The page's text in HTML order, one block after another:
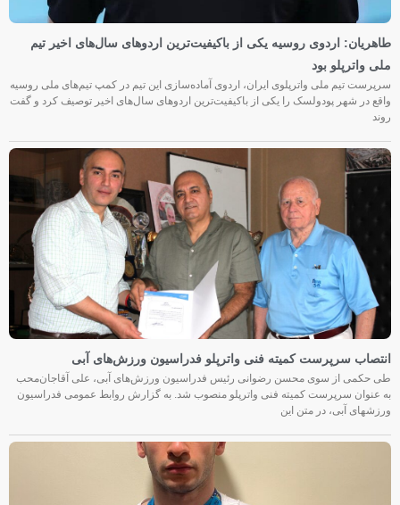
طاهریان: اردوی روسیه یکی از باکیفیت‌ترین اردوهای سال‌های اخیر تیم
ملی واترپلو بود
سرپرست تیم ملی واترپلوی ایران، اردوی آماده‌سازی این تیم در کمپ تیم‌های ملی روسیه
واقع در شهر پودولسک را یکی از باکیفیت‌ترین اردوهای سال‌های اخیر توصیف کرد و گفت
روند
انتصاب سرپرست کمیته فنی واترپلو فدراسیون ورزش‌های آبی
طی حکمی از سوی محسن رضوانی رئیس فدراسیون ورزش‌های آبی، علی آقاجان‌محب
به عنوان سرپرست کمیته فنی واترپلو منصوب شد. به گزارش روابط عمومی فدراسیون
ورزشهای آبی، در متن این